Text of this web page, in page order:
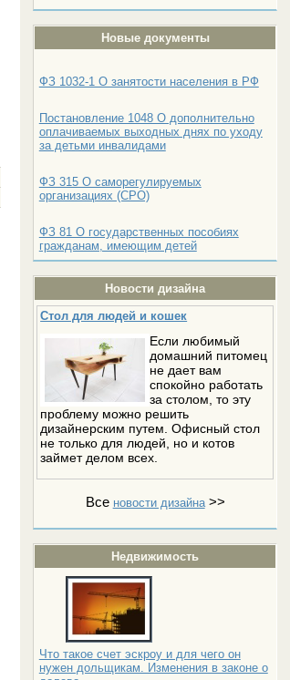
Новые документы
ФЗ 1032-1 О занятости населения в РФ
Постановление 1048 О дополнительно
оплачиваемых выходных днях по уходу
за детьми инвалидами
ФЗ 315 О саморегулируемых
организациях (СРО)
ФЗ 81 О государственных пособиях
гражданам, имеющим детей
Новости дизайна
Стол для людей и кошек
Если любимый
домашний питомец
не дает вам
спокойно работать
за столом, то эту
проблему можно решить
дизайнерским путем. Офисный стол
не только для людей, но и котов
займет делом всех.
Все новости дизайна>>
Недвижимость
Что такое счет эскроу и для чего он
нужен дольщикам. Изменения в законе о